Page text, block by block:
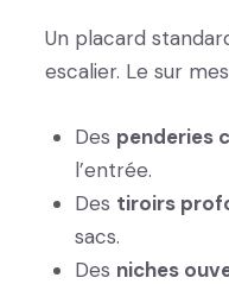
Un placard
escalier. Le sur
Des penderies
l’entrée.
Des tiroirs
sacs.
Des niches